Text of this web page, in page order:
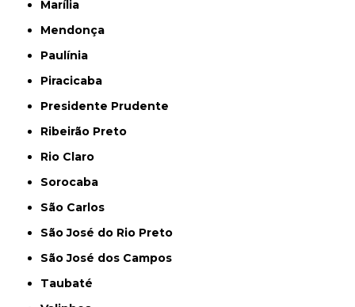
Marília
Mendonça
Paulínia
Piracicaba
Presidente Prudente
Ribeirão Preto
Rio Claro
Sorocaba
São Carlos
São José do Rio Preto
São José dos Campos
Taubaté